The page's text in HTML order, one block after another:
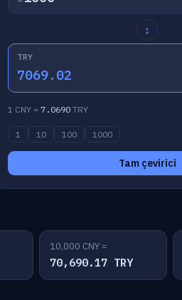
↕
TRY
7069.02
1 CNY = 7.0690TRY
1 10 100 1000
Tam çevirici
10,000 CNY =
70,690.17 TRY